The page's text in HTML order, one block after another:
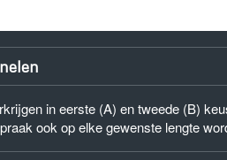
in eerste (A) en tweede (B)
ook op elke gewenste lengte